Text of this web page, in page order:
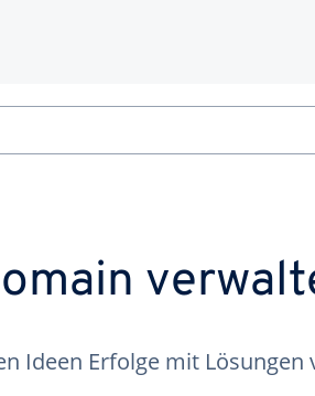
Ideen Erfolge mit Lösungen